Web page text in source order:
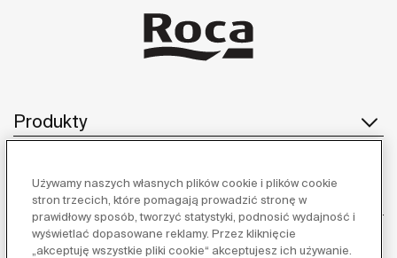
Produkty
Obsługa klienta
Używamy naszych własnych plików cookie i plików cookie
stron trzecich, które pomagają prowadzić stronę w
prawidłowy sposób, tworzyć statystyki, podnosić wydajność i
wyświetlać dopasowane reklamy. Przez kliknięcie
„akceptuję wszystkie pliki cookie“ akceptujesz ich używanie.